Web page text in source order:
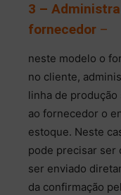
3 –
fornecedor –
neste modelo o
no cliente,
linha de
ao fornecedor o
estoque. Neste
pode precisar ser
ser enviado
da confirmação